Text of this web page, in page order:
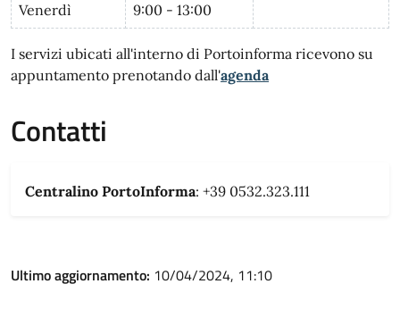
Venerdì 9:00 - 13:00
I servizi ubicati all'interno di Portoinforma ricevono su
appuntamento prenotando dall'agenda
Contatti
Centralino PortoInforma: +39 0532.323.111
Ultimo aggiornamento: 10/04/2024, 11:10